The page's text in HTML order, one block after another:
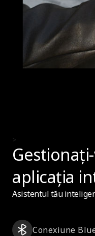
>
aplicația
Asistentul tău
Conexiune